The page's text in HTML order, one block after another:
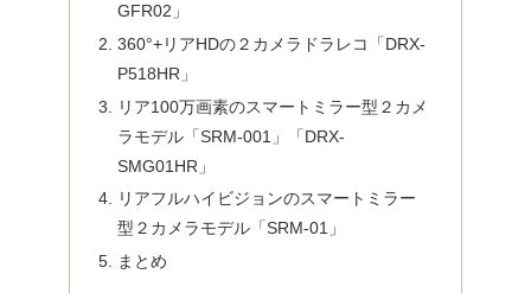
GFR02」
360°+リアHDの２カメラドラレコ「DRX-
P518HR」
リア100万画素のスマートミラー型２カメ
ラモデル「SRM-001」「DRX-
SMG01HR」
リアフルハイビジョンのスマートミラー
型２カメラモデル「SRM-01」
まとめ